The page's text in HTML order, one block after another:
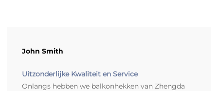
John Smith
Uitzonderlijke Kwaliteit en Service
Onlangs hebben we balkonhekken van Zhengda